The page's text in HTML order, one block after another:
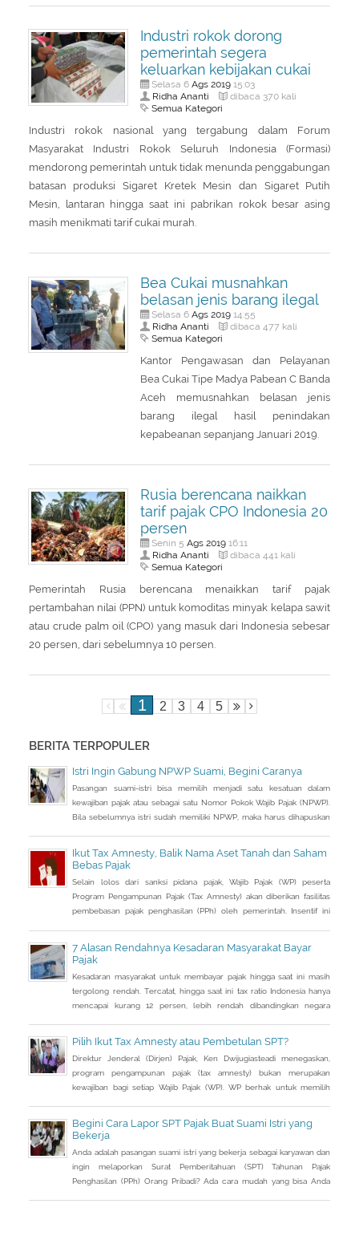
Industri rokok dorong
pemerintah segera
keluarkan kebijakan cukai
Selasa 6 Ags 201915:03
Ridha Ananti dibaca 370 kali
Semua Kategori
Industri rokok nasional yang tergabung dalam Forum
Masyarakat Industri Rokok Seluruh Indonesia (Formasi)
mendorong pemerintah untuk tidak menunda penggabungan
batasan produksi Sigaret Kretek Mesin dan Sigaret Putih
Mesin, lantaran hingga saat ini pabrikan rokok besar asing
masih menikmati tarif cukai murah.
Bea Cukai musnahkan
belasan jenis barang ilegal
Selasa 6 Ags 201914:55
Ridha Ananti dibaca 477 kali
Semua Kategori
Kantor Pengawasan dan Pelayanan
Bea Cukai Tipe Madya Pabean C Banda
Aceh memusnahkan belasan jenis
barang ilegal hasil penindakan
kepabeanan sepanjang Januari 2019.
Rusia berencana naikkan
tarif pajak CPO Indonesia 20
persen
Senin 5 Ags 201916:11
Ridha Ananti dibaca 441 kali
Semua Kategori
Pemerintah Rusia berencana menaikkan tarif pajak
pertambahan nilai (PPN) untuk komoditas minyak kelapa sawit
atau crude palm oil (CPO) yang masuk dari Indonesia sebesar
20 persen, dari sebelumnya 10 persen.
1 2 3 4 5
BERITA TERPOPULER
Istri Ingin Gabung NPWP Suami, Begini Caranya
Pasangan suami-istri bisa memilih menjadi satu kesatuan dalam
kewajiban pajak atau sebagai satu Nomor Pokok Wajib Pajak (NPWP).
Bila sebelumnya istri sudah memiliki NPWP, maka harus dihapuskan
Ikut Tax Amnesty, Balik Nama Aset Tanah dan Saham
Bebas Pajak
Selain lolos dari sanksi pidana pajak, Wajib Pajak (WP) peserta
Program Pengampunan Pajak (Tax Amnesty) akan diberikan fasilitas
pembebasan pajak penghasilan (PPh) oleh pemerintah. Insentif ini
7 Alasan Rendahnya Kesadaran Masyarakat Bayar
Pajak
Kesadaran masyarakat untuk membayar pajak hingga saat ini masih
tergolong rendah. Tercatat, hingga saat ini tax ratio Indonesia hanya
mencapai kurang 12 persen, lebih rendah dibandingkan negara
Pilih Ikut Tax Amnesty atau Pembetulan SPT?
Direktur Jenderal (Dirjen) Pajak, Ken Dwijugiasteadi menegaskan,
program pengampunan pajak (tax amnesty) bukan merupakan
kewajiban bagi setiap Wajib Pajak (WP). WP berhak untuk memilih
pengusutan nilai wajar harta.
Begini Cara Lapor SPT Pajak Buat Suami Istri yang
Bekerja
Anda adalah pasangan suami istri yang bekerja sebagai karyawan dan
ingin melaporkan Surat Pemberitahuan (SPT) Tahunan Pajak
Penghasilan (PPh) Orang Pribadi? Ada cara mudah yang bisa Anda